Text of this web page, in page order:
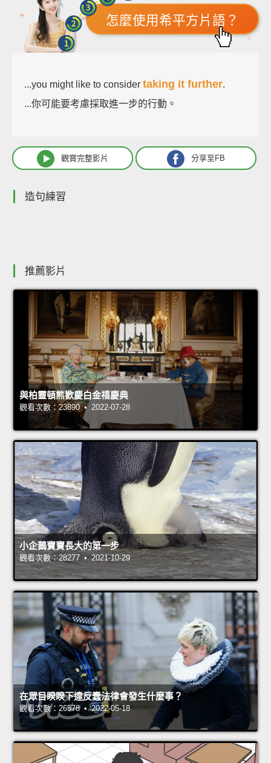
怎麼使用希平方片語？
...you might like to consider taking it further.
...你可能要考慮採取進一步的行動。
觀賞完整影片 分享至FB
造句練習
推薦影片
與柏靈頓熊歡慶白金禧慶典
觀看次數：23890 • 2022-07-28
小企鵝寶寶長大的第一步
觀看次數：28277 • 2021-10-29
在眾目睽睽下違反蠢法律會發生什麼事？
觀看次數：26578 • 2022-05-18